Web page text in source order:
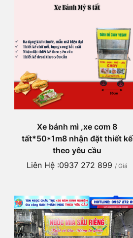
Xe bánh mì ,xe cơm 8
tất*50*1m8 nhận đặt thiết kế
theo yêu cầu
Liên Hệ :0937 272 899 / Giá